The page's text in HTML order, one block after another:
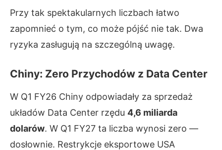
Przy tak spektakularnych liczbach łatwo
zapomnieć o tym, co może pójść nie tak. Dwa
ryzyka zasługują na szczególną uwagę.
Chiny: Zero Przychodów z Data Center
W Q1 FY26 Chiny odpowiadały za sprzedaż
układów Data Center rzędu 4,6 miliarda
dolarów. W Q1 FY27 ta liczba wynosi zero —
dosłownie. Restrykcje eksportowe USA